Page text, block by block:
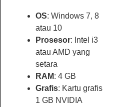
OS: Windows 7, 8
atau 10
Prosesor: Intel i3
atau AMD yang
setara
RAM: 4 GB
Grafis: Kartu grafis
1 GB NVIDIA